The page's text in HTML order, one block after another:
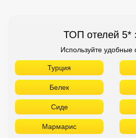
ТОП отелей 5*
Используйте удобные
Турция
Белек
Сиде
Мармарис